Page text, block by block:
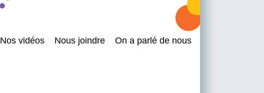
Nos vidéos Nous joindre
On a parlé de nous